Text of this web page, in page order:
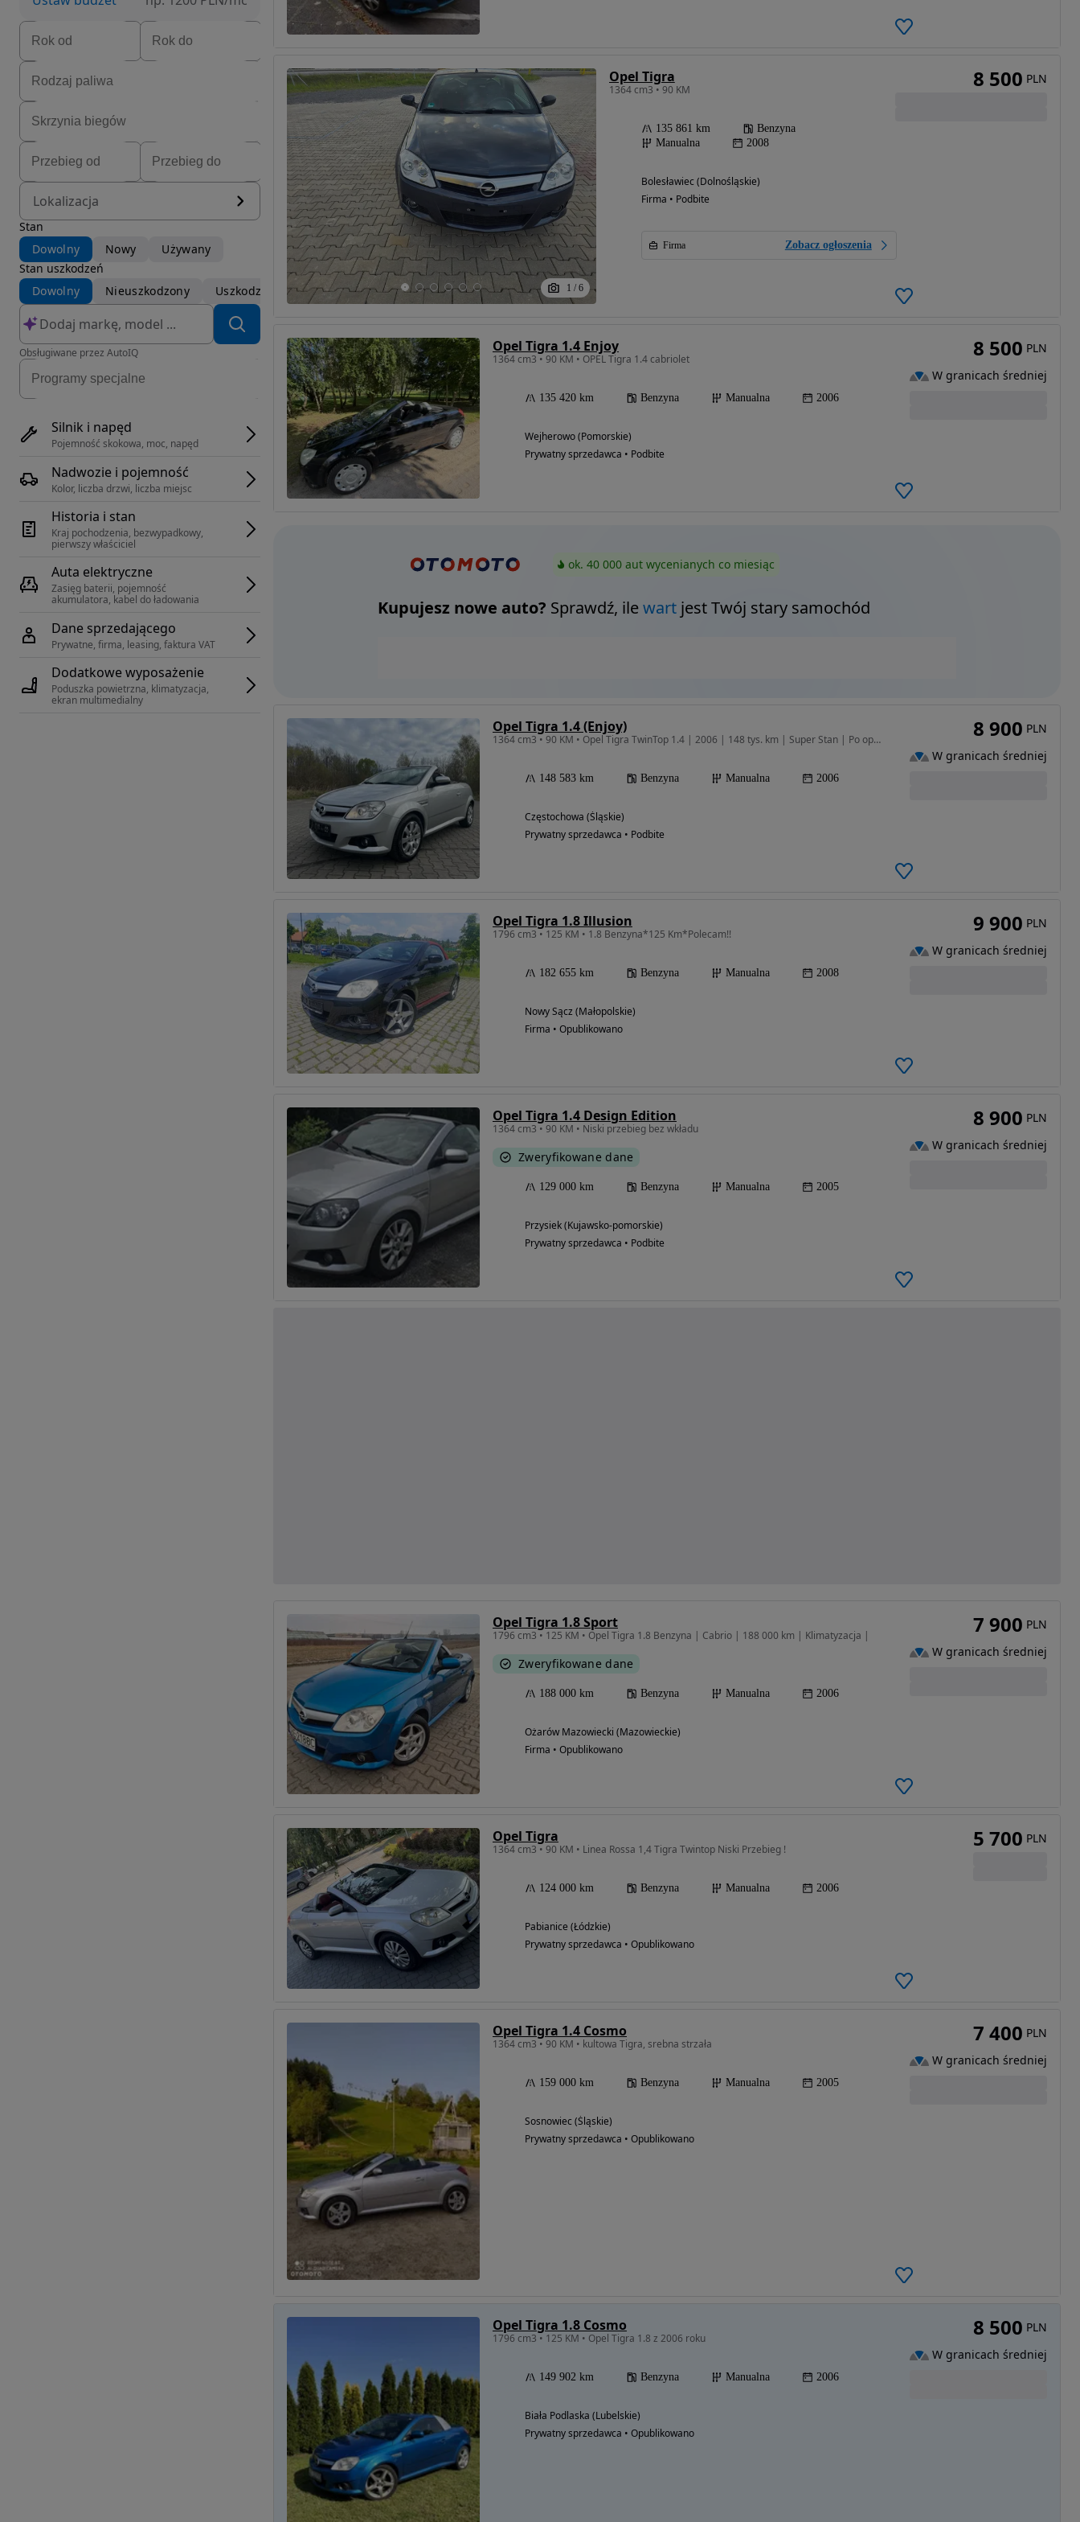
Lokalizacja
Stan
Dowolny
Nowy
Używany
Stan uszkodzeń
Dowolny
Nieuszkodzony Uszkodzony
Obsługiwane przez AutoIQ
Silnik i napęd
Pojemność skokowa, moc, napęd
Nadwozie i pojemność
Kolor, liczba drzwi, liczba miejsc
Historia i stan
Kraj pochodzenia, bezwypadkowy,
pierwszy właściciel
Auta elektryczne
Zasięg baterii, pojemność
akumulatora, kabel do ładowania
Dane sprzedającego
Prywatne, firma, leasing, faktura VAT
Dodatkowe wyposażenie
Poduszka powietrzna, klimatyzacja,
ekran multimedialny
1 / 6
Opel Tigra
1364 cm3 • 90 KM
135 861 km
Benzyna
Manualna
2008
Bolesławiec (Dolnośląskie)
Firma • Podbite
Firma Zobacz ogłoszenia
8 500 PLN
Opel Tigra 1.4 Enjoy
1364 cm3 • 90 KM • OPEL Tigra 1.4 cabriolet
135 420 km Benzyna Manualna 2006
Wejherowo (Pomorskie)
Prywatny sprzedawca • Podbite
8 500 PLN
W granicach średniej
ok. 40 000 aut wycenianych co miesiąc
Kupujesz nowe auto? Sprawdź, ilewartjest Twój stary samochód
Opel Tigra 1.4 (Enjoy)
1364 cm3 • 90 KM • Opel Tigra TwinTop 1.4 | 2006 | 148 tys. km | Super Stan | Po opłatach
148 583 km Benzyna Manualna 2006
Częstochowa (Śląskie)
Prywatny sprzedawca • Podbite
8 900 PLN
W granicach średniej
Opel Tigra 1.8 Illusion
1796 cm3 • 125 KM • 1.8 Benzyna*125 Km*Polecam!!
182 655 km Benzyna Manualna 2008
Nowy Sącz (Małopolskie)
Firma • Opublikowano
9 900 PLN
W granicach średniej
Opel Tigra 1.4 Design Edition
1364 cm3 • 90 KM • Niski przebieg bez wkładu
Zweryfikowane dane
129 000 km Benzyna Manualna 2005
Przysiek (Kujawsko-pomorskie)
Prywatny sprzedawca • Podbite
8 900 PLN
W granicach średniej
Opel Tigra 1.8 Sport
1796 cm3 • 125 KM • Opel Tigra 1.8 Benzyna | Cabrio | 188 000 km | Klimatyzacja |
Zweryfikowane dane
188 000 km Benzyna Manualna 2006
Ożarów Mazowiecki (Mazowieckie)
Firma • Opublikowano
7 900 PLN
W granicach średniej
Opel Tigra
1364 cm3 • 90 KM • Linea Rossa 1,4 Tigra Twintop Niski Przebieg !
124 000 km Benzyna Manualna 2006
Pabianice (Łódzkie)
Prywatny sprzedawca • Opublikowano
5 700 PLN
Opel Tigra 1.4 Cosmo
1364 cm3 • 90 KM • kultowa Tigra, srebna strzała
159 000 km Benzyna Manualna 2005
Sosnowiec (Śląskie)
Prywatny sprzedawca • Opublikowano
7 400 PLN
W granicach średniej
Opel Tigra 1.8 Cosmo
1796 cm3 • 125 KM • Opel Tigra 1.8 z 2006 roku
149 902 km Benzyna Manualna 2006
Biała Podlaska (Lubelskie)
Prywatny sprzedawca • Opublikowano
8 500 PLN
W granicach średniej